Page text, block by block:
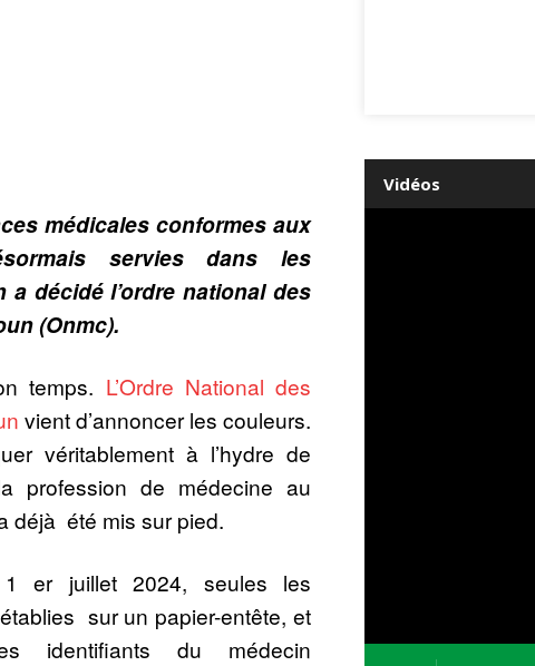
médicales conformes aux
servies dans les
a décidé l’ordre national des
(Onmc).
temps. L’Ordre National des
vient d’annoncer les couleurs.
véritablement à l’hydre de
profession de médecine au
déjà été mis sur pied.
er juillet 2024, seules les
sur un papier-entête, et
identifiants du médecin
Vidéos